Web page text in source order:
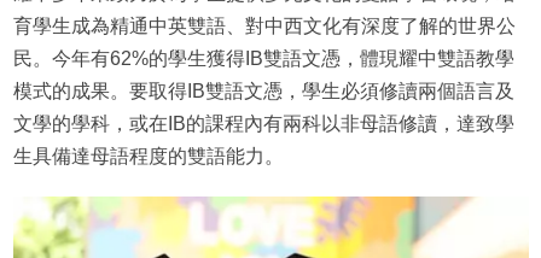
育學生成為精通中英雙語、對中西文化有深度了解的世界公
民。今年有62%的學生獲得IB雙語文憑，體現耀中雙語教學
模式的成果。要取得IB雙語文憑，學生必須修讀兩個語言及
文學的學科，或在IB的課程內有兩科以非母語修讀，達致學
生具備達母語程度的雙語能力。